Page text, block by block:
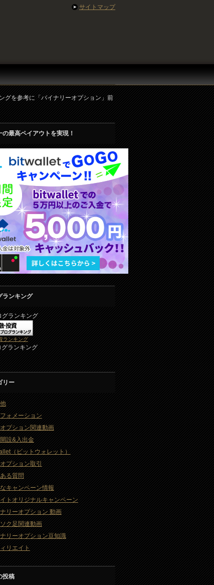
グを参考に「バイナリーオプション」前
の最高ペイアウトを実現！
ランキング
グランキング
ランキング
ランキング
リー
ォメーション
プション関連動画
設&入出金
（ビットウォレット）
プション取引
る質問
キャンペーン情報
トオリジナルキャンペーン
リーオプション 動画
ク足関連動画
リーオプション豆知識
リエイト
投稿
サイトマップ